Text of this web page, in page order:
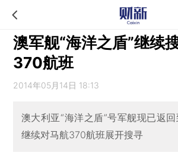
澳军舰“海洋之盾”继续
370航班
2014年05月14日 18:13
澳大利亚“海洋之盾”号军舰现已返
继续对马航370航班展开搜寻